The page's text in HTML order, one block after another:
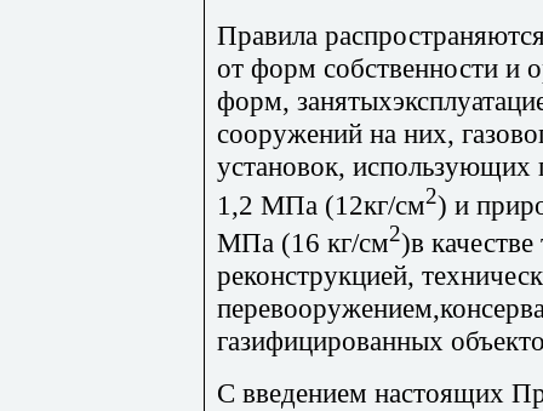
Правила
от форм собственности и
форм,
сооружений на них,
установок, использующих
1,2 МПа (12кг/см2) и
МПа (16 кг/см2)в
реконструкцией,
газифицированных
С введением настоящих